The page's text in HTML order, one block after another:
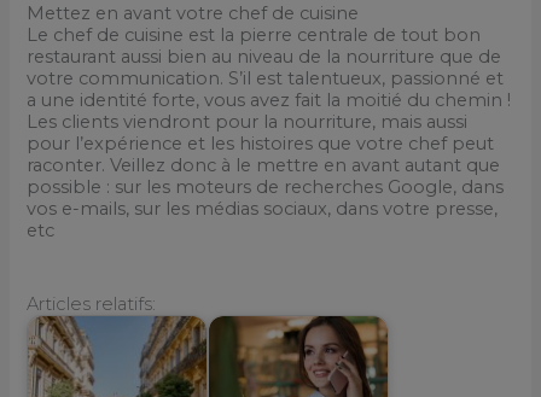
Mettez en avant votre chef de cuisine
Le chef de cuisine est la pierre centrale de tout bon
restaurant aussi bien au niveau de la nourriture que de
votre communication. S’il est talentueux, passionné et
a une identité forte, vous avez fait la moitié du chemin !
Les clients viendront pour la nourriture, mais aussi
pour l’expérience et les histoires que votre chef peut
raconter. Veillez donc à le mettre en avant autant que
possible : sur les moteurs de recherches Google, dans
vos e-mails, sur les médias sociaux, dans votre presse,
etc
Articles relatifs: